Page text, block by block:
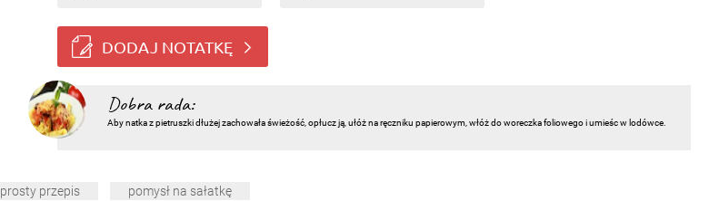
DODAJ NOTATKĘ
Dobra rada:
Aby natka z pietruszki dłużej zachowała świeżość, opłucz ją, ułóż na ręczniku papierowym, włóż do woreczka foliowego i umieśc w lodówce.
prosty przepis pomysł na sałatkę